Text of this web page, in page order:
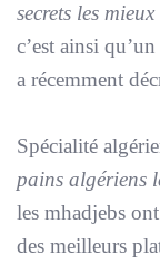
secrets les
c’est ainsi
a récemment
Spécialité
pains algériens
les mhadjebs
des meilleurs